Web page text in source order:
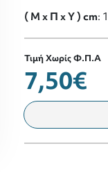
( M x Π x Y ) cm:
Τιμή Χωρίς Φ.Π.Α
7,50€